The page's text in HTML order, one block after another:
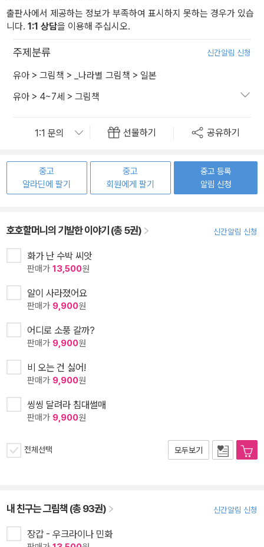
출판사에서 제공하는 정보가 부족하여 표시하지 못하는 경우가 있습
니다. 1:1 상담을 이용해 주십시오.
주제분류 신간알림 신청
유아 > 그림책 > _나라별 그림책 > 일본
유아 > 4~7세 > 그림책
선물하기 공유하기
중고
알라딘에 팔기
중고
회원에게 팔기
중고 등록
알림 신청
호호할머니의 기발한 이야기 (총 5권) 신간알림 신청
화가 난 수박 씨앗
판매가 13,500원
알이 사라졌어요
판매가 9,900원
어디로 소풍 갈까?
판매가 9,900원
비 오는 건 싫어!
판매가 9,900원
씽씽 달려라 침대썰매
판매가 9,900원
전체선택 모두보기
내 친구는 그림책 (총 93권) 신간알림 신청
장갑 - 우크라이나 민화